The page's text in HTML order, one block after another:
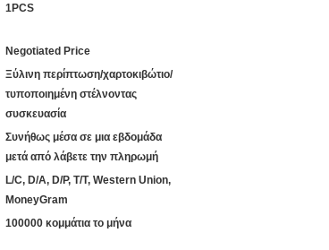
1PCS
Negotiated Price
Ξύλινη περίπτωση/χαρτοκιβώτιο/
τυποποιημένη στέλνοντας
συσκευασία
Συνήθως μέσα σε μια εβδομάδα
μετά από λάβετε την πληρωμή
L/C, D/A, D/P, T/T, Western Union,
MoneyGram
100000 κομμάτια το μήνα